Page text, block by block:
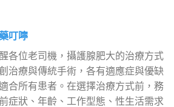
叮嚀
各位老司機，攝護腺肥大的治療方式
治療與傳統手術，各有適應症與優缺
合所有患者。在選擇治療方式前，務
症狀、年齡、工作型態、性生活需求